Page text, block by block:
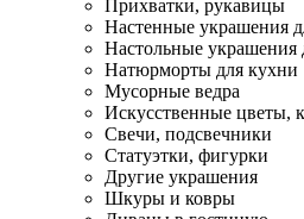
Прихватки, рукавицы
Настенные украшения
Настольные украшения
Натюрморты для кухни
Мусорные ведра
Искусственные цветы,
Свечи, подсвечники
Статуэтки, фигурки
Другие украшения
Шкуры и ковры